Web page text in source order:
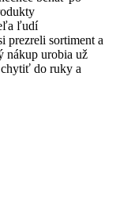
ľudí
prezreli sortiment a
nákup urobia už
do ruky a